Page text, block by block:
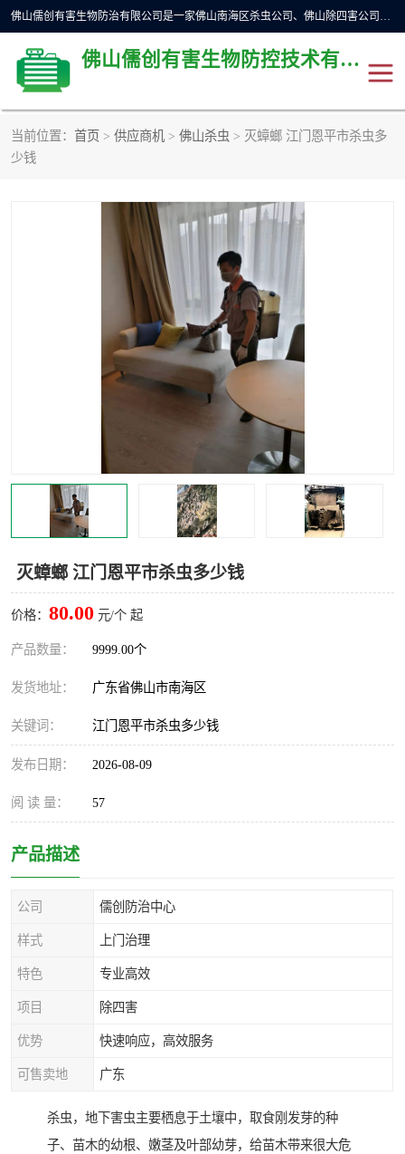
佛山儒创有害生物防治有限公司是一家佛山南海区杀虫公司、佛山除四害公司、佛山灭白蚁公司、佛山白蚁防治公司，让您远离虫害困扰。要问佛山白蚁防治哪家好？佛山儒创有害生物防治有限公司全佛山、广州，正规公司，上门勘查，可靠，售后有保障。
佛山儒创有害生物防控技术有限公司
当前位置： 首页 > 供应商机 > 佛山杀虫 > 灭蟑螂 江门恩平市杀虫多
少钱
灭蟑螂 江门恩平市杀虫多少钱
价格： 80.00 元/个 起
产品数量： 9999.00个
发货地址： 广东省佛山市南海区
关键词： 江门恩平市杀虫多少钱
发布日期： 2026-08-09
阅 读 量： 57
产品描述
公司 儒创防治中心
样式 上门治理
特色 专业高效
项目 除四害
优势 快速响应，高效服务
可售卖地 广东
杀虫，地下害虫主要栖息于土壤中，取食刚发芽的种
子、苗木的幼根、嫩茎及叶部幼芽，给苗木带来很大危
除四害公司
佛山白蚁防治公司
佛山灭白蚁公司 佛山杀虫公司
佛山除四害公司 灭鼠
消杀
灭跳蚤
灭蟑螂
果蝇防治
害虫防治